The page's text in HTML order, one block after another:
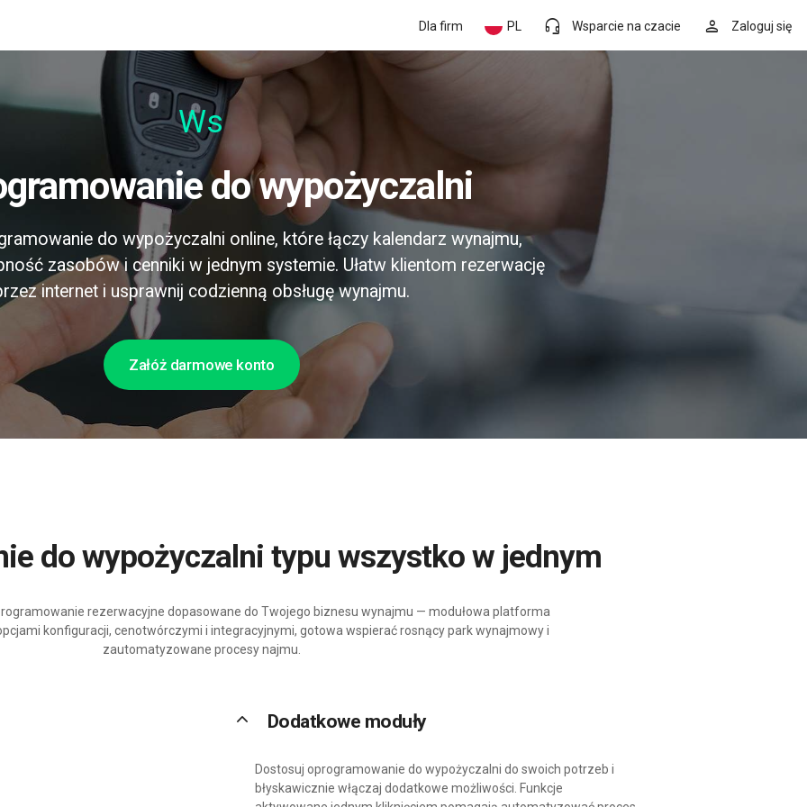
person Zaloguj się
headset_mic Wsparcie na czacie
PL
Dla firm
Pr
do wypożyczalni
do wypożyczalni online, które łączy kalendarz wynajmu,
zasobów i cenniki w jednym systemie. Ułatw klientom rezerwację
internet i usprawnij codzienną obsługę wynajmu.
Załóż darmowe konto
do wypożyczalni typu wszystko w jednym
rezerwacyjne dopasowane do Twojego biznesu wynajmu — modułowa platforma
konfiguracji, cenotwórczymi i integracyjnymi, gotowa wspierać rosnący park wynajmowy i
zautomatyzowane procesy najmu.
keyboard_arrow_up Dodatkowe moduły
Dostosuj oprogramowanie do wypożyczalni do swoich potrzeb i
błyskawicznie włączaj dodatkowe możliwości. Funkcje